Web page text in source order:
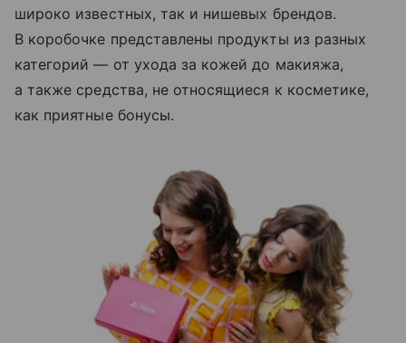
широко известных, так и нишевых брендов.
В коробочке представлены продукты из разных
категорий — от ухода за кожей до макияжа,
а также средства, не относящиеся к косметике,
как приятные бонусы.